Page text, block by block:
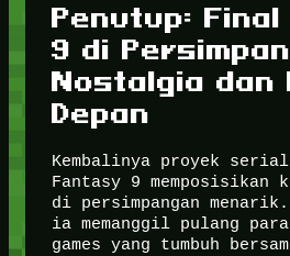
Penutup:
9 di
Nostalgia dan
Depan
Kembalinya proyek
Fantasy 9
di persimpangan
ia memanggil pulang para
games yang tumbuh